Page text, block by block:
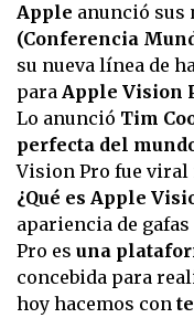
Apple anunció sus
(Conferencia
su nueva línea de
para Apple Vision
Lo anunció Tim
perfecta del
Vision Pro fue
¿Qué es Apple
apariencia de
Pro es una
concebida para
hoy hacemos con